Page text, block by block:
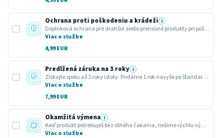
Ochrana proti poškodeniu a krádeži i
Doplnková ochrana pre drahšie alebo prenosné produkty pri poškodení alebo krádeži.
Viac o službe
4,99 EUR
Predĺžená záruka na 3 roky i
Získajte spolu až 3 roky istoty. Pridáme 1 rok navyše po štandardnej zákonnej lehote.
Viac o službe
7,99 EUR
Okamžitá výmena i
Keď produkt potrebuješ bez dlhého čakania, riešime rýchlu výmenu za funkčný kus.
Viac o službe